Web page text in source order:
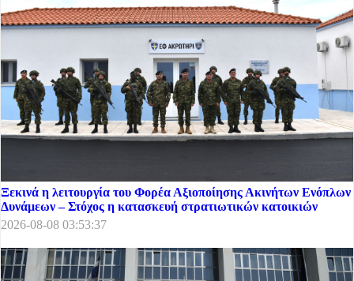
Ξεκινά η λειτουργία του Φορέα Αξιοποίησης Ακινήτων Ενόπλων
Δυνάμεων – Στόχος η κατασκευή στρατιωτικών κατοικιών
2026-08-08 03:53:37